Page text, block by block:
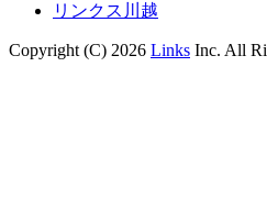
リンクス川越
Copyright (C) 2026 Links Inc. All